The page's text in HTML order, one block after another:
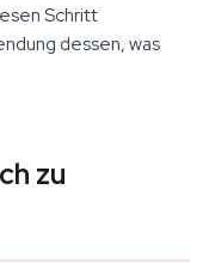
Schritt
dessen, was
zu